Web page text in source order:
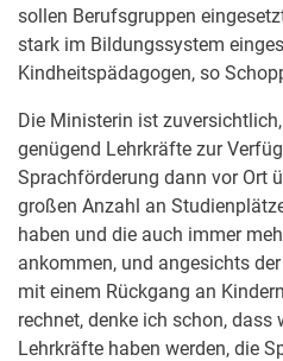
sollen Berufsgruppen
stark im Bildungssystem
Kindheitspädagogen, so
Die Ministerin ist
genügend Lehrkräfte zur
Sprachförderung dann vor Ort
großen Anzahl an
haben und die auch immer
ankommen, und angesichts
mit einem Rückgang an
rechnet, denke ich schon, dass
Lehrkräfte haben werden, die